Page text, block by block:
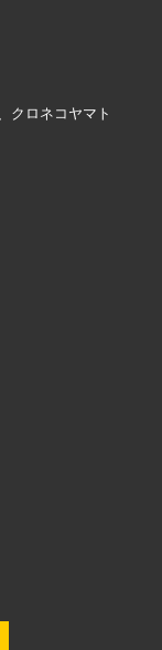
クロネコヤマト